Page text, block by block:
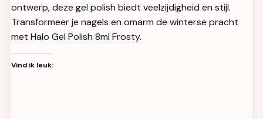
ontwerp, deze gel polish biedt veelzijdigheid en stijl.
Transformeer je nagels en omarm de winterse pracht
met Halo Gel Polish 8ml Frosty.
Vind ik leuk: